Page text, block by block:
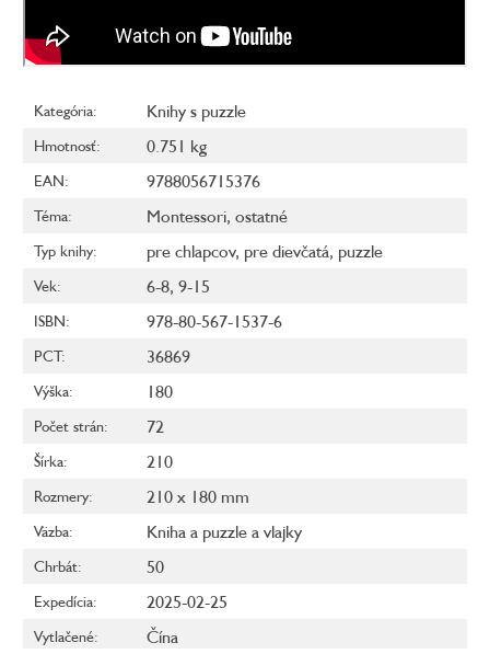
Kategória: Knihy s puzzle
Hmotnosť: 0.751 kg
EAN: 9788056715376
Téma: Montessori, ostatné
Typ knihy: pre chlapcov, pre dievčatá, puzzle
Vek: 6-8, 9-15
ISBN: 978-80-567-1537-6
PCT: 36869
Výška: 180
Počet strán: 72
Šírka: 210
Rozmery: 210 x 180 mm
Väzba: Kniha a puzzle a vlajky
Chrbát: 50
Expedícia: 2025-02-25
Vytlačené: Čína